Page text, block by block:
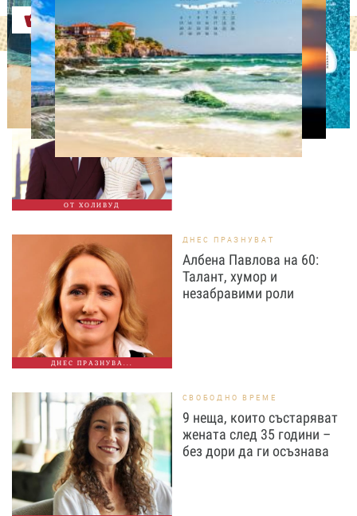
Оферти
ОТ ХОЛИВУД
СВОБОДНО ВРЕМЕ
Том Холанд и Зендая
забелязани с брачни
халки в Лондон
ДНЕС ПРАЗНУВА...
ДНЕС ПРАЗНУВАТ
Албена Павлова на 60:
Талант, хумор и
незабравими роли
СВОБОДНО ВРЕМЕ
9 неща, които състаряват
жената след 35 години –
без дори да ги осъзнава